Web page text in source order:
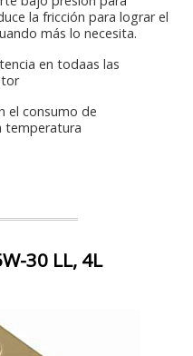
la fricción para lograr el
más lo necesita.
en todaas las
el consumo de
temperatura
30 LL, 4L